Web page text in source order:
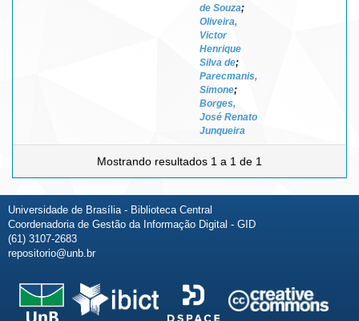
de Souza;
Oliveira,
Victor
Henrique
Silva de;
Parecmanis,
Simone;
Borges,
José Renato
Junqueira
Mostrando resultados 1 a 1 de 1
Universidade de Brasília - Biblioteca Central
Coordenadoria de Gestão da Informação Digital - GID
(61) 3107-2683
repositorio@unb.br